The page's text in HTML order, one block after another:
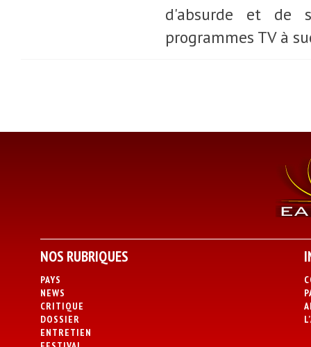
d'absurde et de
programmes TV à
NOS RUBRIQUES
PAYS
NEWS
CRITIQUE
DOSSIER
ENTRETIEN